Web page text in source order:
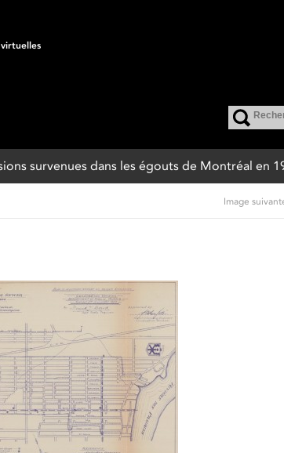
survenues dans les égouts de Montréal en
Image